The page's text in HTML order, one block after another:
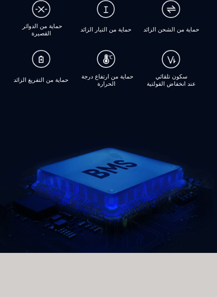
حماية من الدوائر
القصيرة
حماية من التيار الزائد حماية من الشحن الزائد
حماية من التفريغ الزائد
حماية من ارتفاع درجة
الحرارة
عند انخفاض الفولتية